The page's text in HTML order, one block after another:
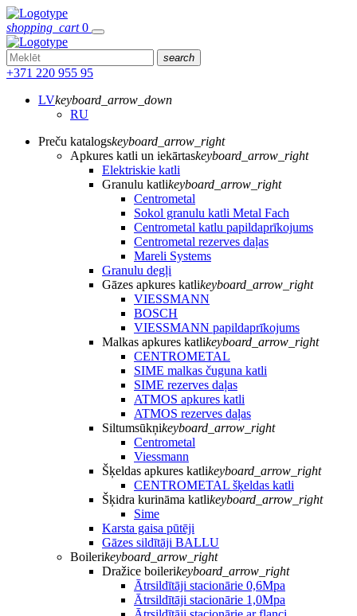
shopping_cart 0
search
+371 220 955 95
LVkeyboard_arrow_down
RU
Preču katalogskeyboard_arrow_right
Apkures katli un iekārtaskeyboard_arrow_right
Elektriskie katli
Granulu katlikeyboard_arrow_right
Centrometal
Sokol granulu katli Metal Fach
Centrometal katlu papildaprīkojums
Centrometal rezerves daļas
Mareli Systems
Granulu degļi
Gāzes apkures katlikeyboard_arrow_right
VIESSMANN
BOSCH
VIESSMANN papildaprīkojums
Malkas apkures katlikeyboard_arrow_right
CENTROMETAL
SIME malkas čuguna katli
SIME rezerves daļas
ATMOS apkures katli
ATMOS rezerves daļas
Siltumsūkņikeyboard_arrow_right
Centrometal
Viessmann
Šķeldas apkures katlikeyboard_arrow_right
CENTROMETAL šķeldas katli
Šķidra kurināma katlikeyboard_arrow_right
Sime
Karsta gaisa pūtēji
Gāzes sildītāji BALLU
Boilerikeyboard_arrow_right
Dražice boilerikeyboard_arrow_right
Ātrsildītāji stacionārie 0,6Mpa
Ātrsildītāji stacionārie 1,0Mpa